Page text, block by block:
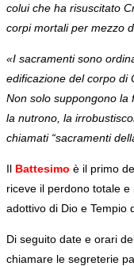
colui che ha risuscitato
corpi mortali per mezzo
«I sacramenti sono
edificazione del corpo di
Non solo suppongono la
la nutrono, la
chiamati “sacramenti
Il Battesimo è il primo
riceve il perdono totale
adottivo di Dio e Tempio
Di seguito date e orari
chiamare le segreterie